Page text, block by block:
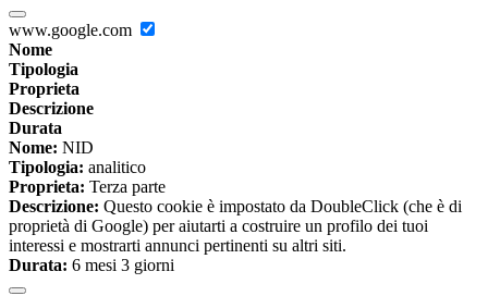
www.google.com
Nome
Tipologia
Proprieta
Descrizione
Durata
Nome: NID
Tipologia: analitico
Proprieta: Terza parte
Descrizione: Questo cookie è impostato da DoubleClick (che è di
proprietà di Google) per aiutarti a costruire un profilo dei tuoi
interessi e mostrarti annunci pertinenti su altri siti.
Durata: 6 mesi 3 giorni